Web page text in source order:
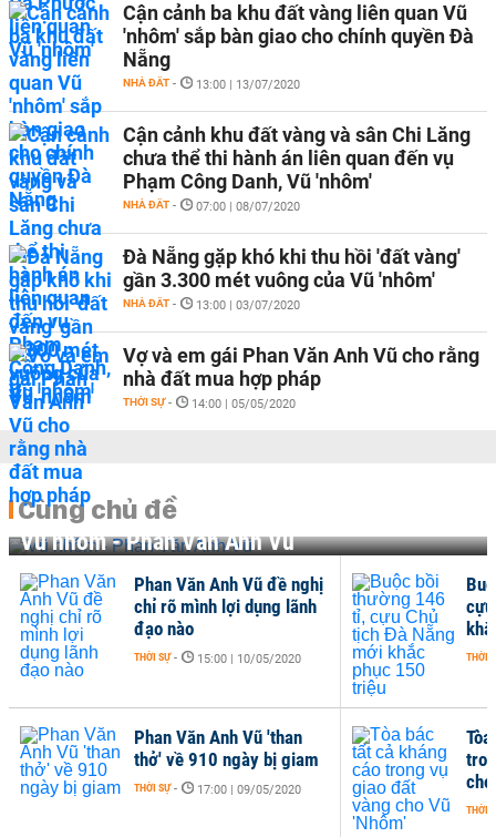
Cận cảnh ba khu đất vàng liên quan Vũ
'nhôm' sắp bàn giao cho chính quyền Đà
Nẵng
NHÀ ĐẤT - 13:00 | 13/07/2020
Cận cảnh khu đất vàng và sân Chi Lăng
chưa thể thi hành án liên quan đến vụ
Phạm Công Danh, Vũ 'nhôm'
NHÀ ĐẤT - 07:00 | 08/07/2020
Đà Nẵng gặp khó khi thu hồi 'đất vàng'
gần 3.300 mét vuông của Vũ 'nhôm'
NHÀ ĐẤT - 13:00 | 03/07/2020
Vợ và em gái Phan Văn Anh Vũ cho rằng
nhà đất mua hợp pháp
THỜI SỰ - 14:00 | 05/05/2020
Cùng chủ đề
Vũ nhôm - Phan Văn Anh Vũ
THỜI
Phan Văn Anh Vũ đề nghị
chỉ rõ mình lợi dụng lãnh
đạo nào
THỜI SỰ - 15:00 | 10/05/2020
Phan Văn Anh Vũ 'than
thở' về 910 ngày bị giam
THỜI SỰ - 17:00 | 09/05/2020
THỜI